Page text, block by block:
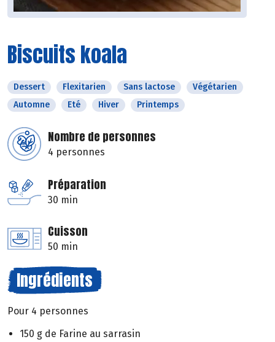
Biscuits koala
Dessert Flexitarien Sans lactose
Végétarien
Automne
Eté Hiver Printemps
Nombre de personnes
4 personnes
Préparation
30 min
Cuisson
50 min
Ingrédients
Pour 4 personnes
150 g de Farine au sarrasin